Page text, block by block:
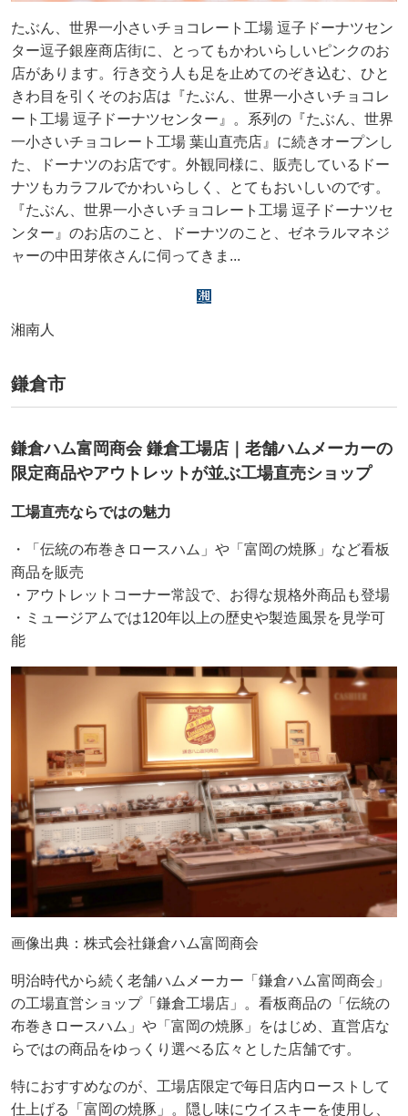
たぶん、世界一小さいチョコレート工場 逗子ドーナツセン
ター逗子銀座商店街に、とってもかわいらしいピンクのお
店があります。行き交う人も足を止めてのぞき込む、ひと
きわ目を引くそのお店は『たぶん、世界一小さいチョコレ
ート工場 逗子ドーナツセンター』。系列の『たぶん、世界
一小さいチョコレート工場 葉山直売店』に続きオープンし
た、ドーナツのお店です。外観同様に、販売しているドー
ナツもカラフルでかわいらしく、とてもおいしいのです。
『たぶん、世界一小さいチョコレート工場 逗子ドーナツセ
ンター』のお店のこと、ドーナツのこと、ゼネラルマネジ
ャーの中田芽依さんに伺ってきま...
湘南人
鎌倉市
鎌倉ハム富岡商会 鎌倉工場店｜老舗ハムメーカーの
限定商品やアウトレットが並ぶ工場直売ショップ
工場直売ならではの魅力
・「伝統の布巻きロースハム」や「富岡の焼豚」など看板
商品を販売
・アウトレットコーナー常設で、お得な規格外商品も登場
・ミュージアムでは120年以上の歴史や製造風景を見学可
能
画像出典：株式会社鎌倉ハム富岡商会
明治時代から続く老舗ハムメーカー「鎌倉ハム富岡商会」
の工場直営ショップ「鎌倉工場店」。看板商品の「伝統の
布巻きロースハム」や「富岡の焼豚」をはじめ、直営店な
らではの商品をゆっくり選べる広々とした店舗です。
特におすすめなのが、工場店限定で毎日店内ローストして
仕上げる「富岡の焼豚」。隠し味にウイスキーを使用し、